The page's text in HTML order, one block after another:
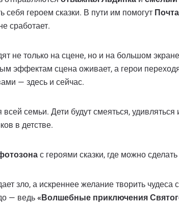
героем сказки. В пути им помогут
сработает.
не только на сцене, но и на большом
эффектам сцена оживает, а герои
— здесь и сейчас.
семьи. Дети будут смеяться, удивляться
в детстве.
с героями сказки, где можно
зло, а искреннее желание творить
— ведь «Волшебные приключения